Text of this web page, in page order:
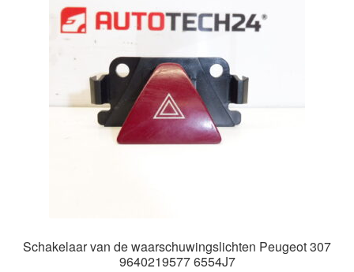
Schakelaar van de waarschuwingslichten Peugeot 307
9640219577 6554J7